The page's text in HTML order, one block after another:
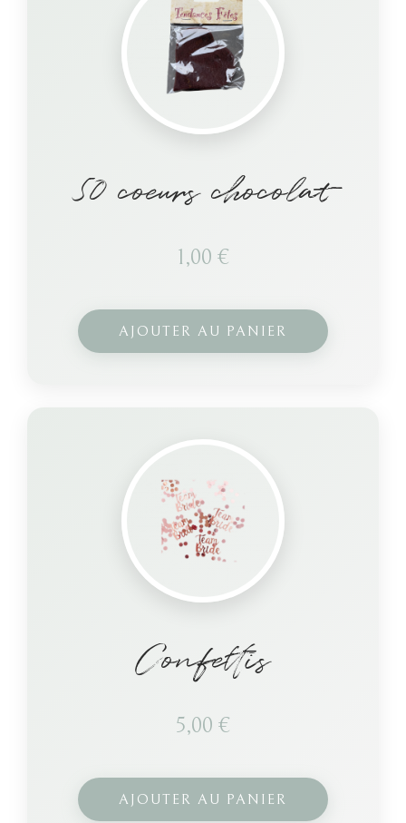
50 coeurs chocolat
1,00 €
AJOUTER AU PANIER
Confettis
5,00 €
AJOUTER AU PANIER